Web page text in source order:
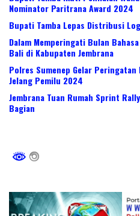
Nominator Paritrana Award 2024
Bupati Tamba Lepas Distribusi
Dalam Memperingati Bulan
Bali di Kabupaten Jembrana
Polres Sumenep Gelar
Jelang Pemilu 2024
Jembrana Tuan Rumah Sprint
Bagian